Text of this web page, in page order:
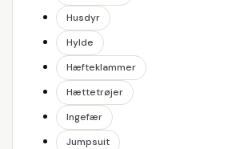
Husdyr
Hylde
Hæfteklammer
Hættetrøjer
Ingefær
Jumpsuit